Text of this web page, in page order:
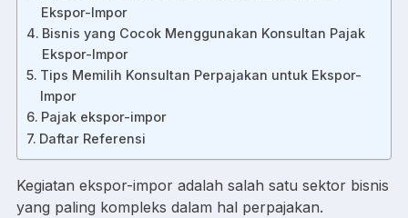
Ekspor-Impor
Bisnis yang Cocok Menggunakan Konsultan Pajak
Ekspor-Impor
Tips Memilih Konsultan Perpajakan untuk Ekspor-
Impor
Pajak ekspor-impor
Daftar Referensi
Kegiatan ekspor-impor adalah salah satu sektor bisnis
yang paling kompleks dalam hal perpajakan.